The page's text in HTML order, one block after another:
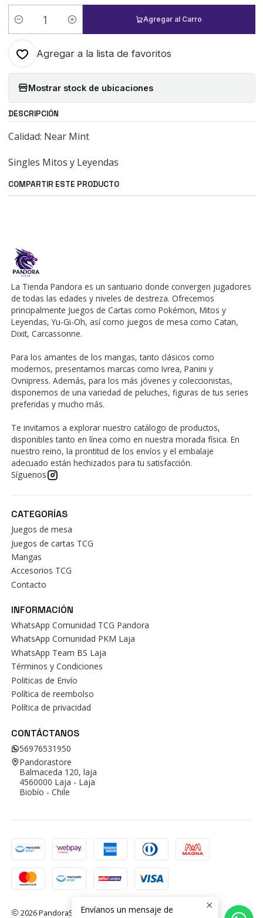
Cantidad
Agregar al Carro
Agregar a la lista de favoritos
Mostrar stock de ubicaciones
DESCRIPCIÓN
Calidad: Near Mint
Singles Mitos y Leyendas
COMPARTIR ESTE PRODUCTO
La Tienda Pandora es un santuario donde convergen jugadores
de todas las edades y niveles de destreza. Ofrecemos
principalmente Juegos de Cartas como Pokémon, Mitos y
Leyendas, Yu-Gi-Oh, así como juegos de mesa como Catan,
Dixit, Carcassonne.
Para los amantes de los mangas, tanto clásicos como
modernos, presentamos marcas como Ivrea, Panini y
Ovnipress. Además, para los más jóvenes y coleccionistas,
disponemos de una variedad de peluches, figuras de tus series
preferidas y mucho más.
Te invitamos a explorar nuestro catálogo de productos,
disponibles tanto en línea como en nuestra morada física. En
nuestro reino, la prontitud de los envíos y el embalaje
adecuado están hechizados para tu satisfacción.
Síguenos
CATEGORÍAS
Juegos de mesa
Juegos de cartas TCG
Mangas
Accesorios TCG
Contacto
INFORMACIÓN
WhatsApp Comunidad TCG Pandora
WhatsApp Comunidad PKM Laja
WhatsApp Team BS Laja
Términos y Condiciones
Politicas de Envío
Política de reembolso
Política de privacidad
CONTÁCTANOS
56976531950
Pandorastore
Balmaceda 120, laja
4560000 Laja - Laja
Biobío - Chile
2026 PandoraStore.Envíanos un mensaje de